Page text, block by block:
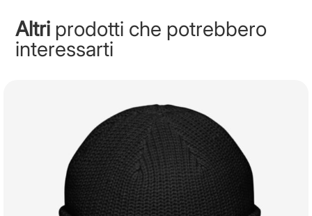
Altri prodotti che potrebbero
interessarti